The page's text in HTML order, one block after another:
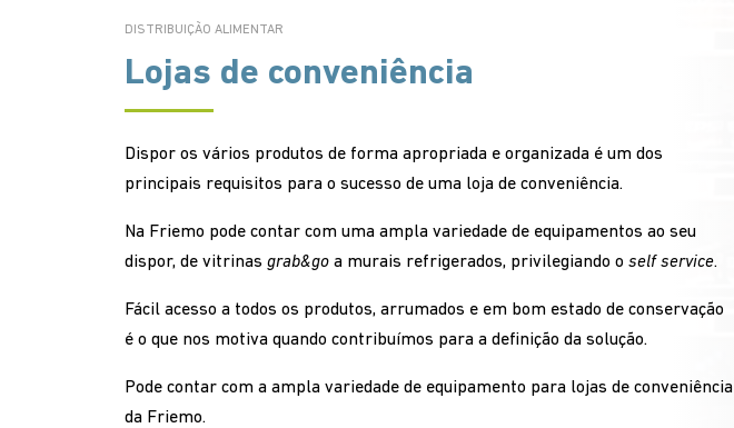
DISTRIBUIÇÃO ALIMENTAR
Lojas de conveniência
Dispor os vários produtos de forma apropriada e organizada é um dos
principais requisitos para o sucesso de uma loja de conveniência.
Na Friemo pode contar com uma ampla variedade de equipamentos ao seu
dispor, de vitrinas grab&go a murais refrigerados, privilegiando o self service.
Fácil acesso a todos os produtos, arrumados e em bom estado de conservação
é o que nos motiva quando contribuímos para a definição da solução.
Pode contar com a ampla variedade de equipamento para lojas de conveniência
da Friemo.